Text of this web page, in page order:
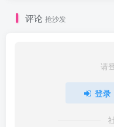
评论 抢沙发
请
登录